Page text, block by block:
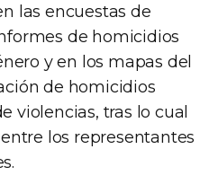
las encuestas de
de homicidios
y en los mapas del
de homicidios
violencias, tras lo cual
los representantes